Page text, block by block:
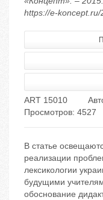
https://e-
ART 15010
Просмотров: 4527
В статье
реализации
лексикологии
будущими
обоснование